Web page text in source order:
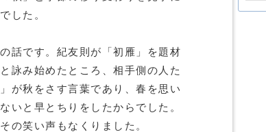
した。
話です。紀友則が「初雁」を題材
詠み始めたところ、相手側の人た
が秋をさす言葉であり、春を思い
いと早とちりをしたからでした。
の笑い声もなくりました。